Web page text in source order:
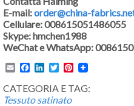
E-mail:order@china-
Cellulare: 008615051486055
Skype: hmchen1988
WeChat e WhatsApp:
EmailFacebook
LinkedIn
TwitterPinterest
CATEGORIA E TAG:
Tessuto satinato